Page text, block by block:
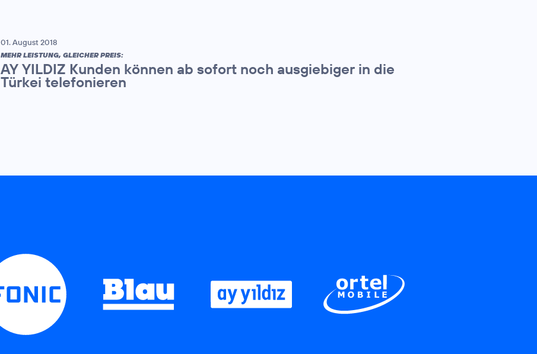
01. August 2018
MEHR LEISTUNG, GLEICHER PREIS:
AY YILDIZ Kunden können ab sofort noch ausgiebiger in die
Türkei telefonieren